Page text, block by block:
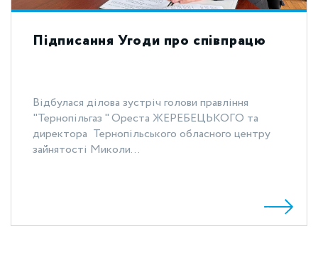
Підписання Угоди про співпрацю
Відбулася ділова зустріч голови правління
"Тернопільгаз " Ореста ЖЕРЕБЕЦЬКОГО та
директора Тернопільського обласного центру
зайнятості Миколи...